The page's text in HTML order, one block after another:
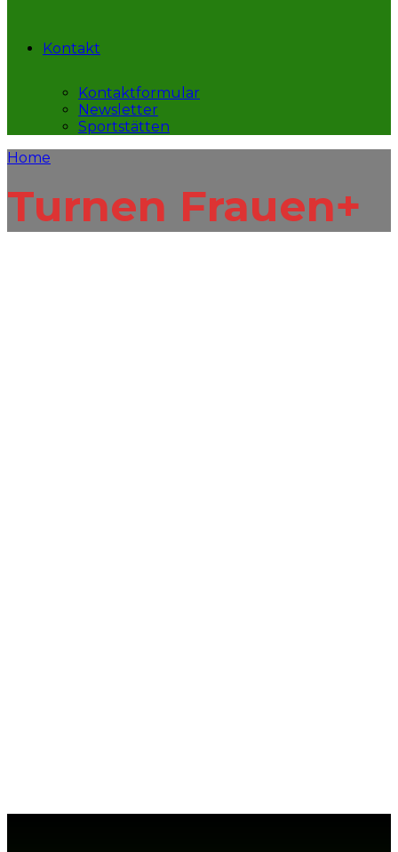
Kontakt
Kontaktformular
Newsletter
Sportstätten
Home
Turnen Frauen+